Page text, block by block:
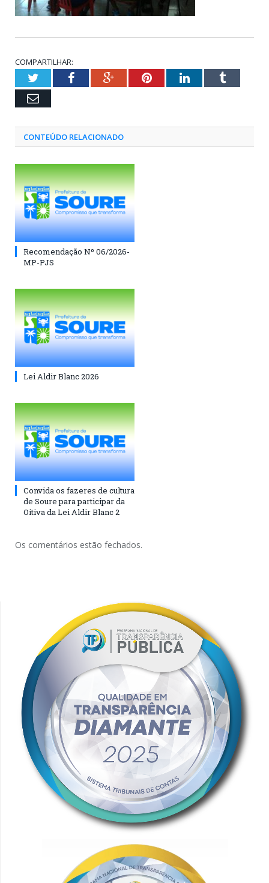
COMPARTILHAR:
TwitterFacebookGoogle+PinterestLinkedInTumblr
Email
CONTEÚDO RELACIONADO
Recomendação Nº 06/2026-
MP-PJS
Lei Aldir Blanc 2026
Convida os fazeres de cultura
de Soure para participar da
Oitiva da Lei Aldir Blanc 2
Os comentários estão fechados.